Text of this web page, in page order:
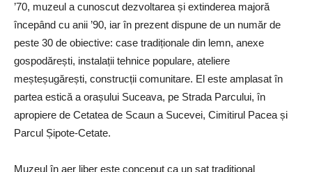
’70, muzeul a cunoscut dezvoltarea și extinderea majoră
începând cu anii ’90, iar în prezent dispune de un număr de
peste 30 de obiective: case tradiționale din lemn, anexe
gospodărești, instalații tehnice populare, ateliere
meșteșugărești, construcții comunitare. El este amplasat în
partea estică a orașului Suceava, pe Strada Parcului, în
apropiere de Cetatea de Scaun a Sucevei, Cimitirul Pacea și
Parcul Șipote-Cetate.
Muzeul în aer liber este conceput ca un sat tradițional